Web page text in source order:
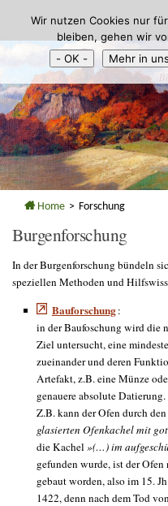
Zum Inhalt springen
Home > Forschung
Burgenforschung
In der Burgenforschung bündeln
speziellen Methoden und
Bauforschung:
in der Baufoschung wird die
Ziel untersucht, eine
zueinander und deren
Artefakt, z.B. eine Münze
genauere absolute Datierung.
Z.B. kann der Ofen durch
glasierten Ofenkachel mit
die Kachel »(…) im
gefunden wurde, ist der
gebaut worden, also im 15.
1422, denn nach dem Tod
Wir nutzen Cookies nur
bleiben, gehen wir
- OK -
Mehr in